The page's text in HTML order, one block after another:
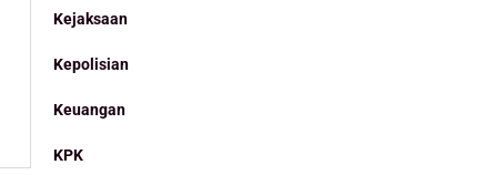
Kejaksaan
Kepolisian
Keuangan
KPK